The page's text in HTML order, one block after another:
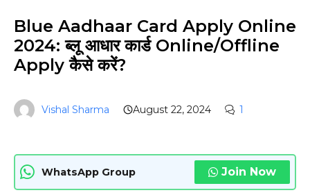
Blue Aadhaar Card Apply Online
2024: ब्लू आधार कार्ड Online/Offline
Apply कैसे करें?
Vishal Sharma August 22, 2024 1
WhatsApp Group Join Now